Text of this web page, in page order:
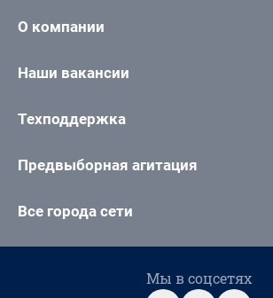
О компании
Наши вакансии
Техподдержка
Предвыборная агитация
Все города сети
Мы в соцсетях